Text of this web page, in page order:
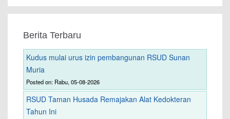
Berita Terbaru
Kudus mulai urus izin pembangunan RSUD Sunan
Muria
Posted on: Rabu, 05-08-2026
RSUD Taman Husada Remajakan Alat Kedokteran
Tahun Ini